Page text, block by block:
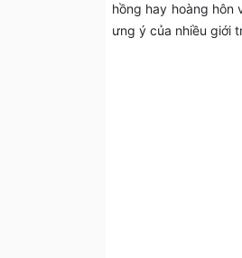
hồng hay hoàng hôn
ưng ý của nhiều giới